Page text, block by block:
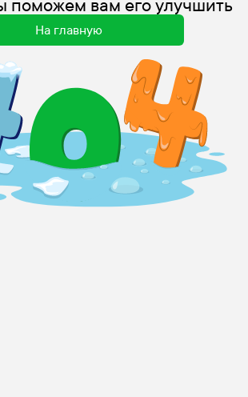
поможем вам его улучшить
На главную